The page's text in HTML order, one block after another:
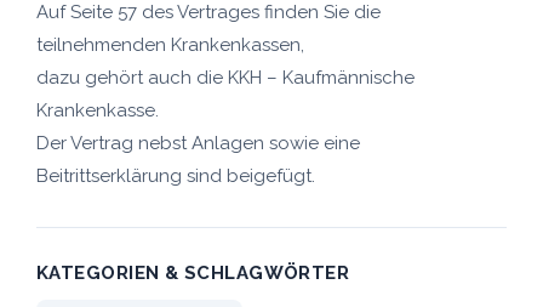
Auf Seite 57 des Vertrages finden Sie die
teilnehmenden Krankenkassen,
dazu gehört auch die KKH – Kaufmännische
Krankenkasse.
Der Vertrag nebst Anlagen sowie eine
Beitrittserklärung sind beigefügt.
KATEGORIEN & SCHLAGWÖRTER